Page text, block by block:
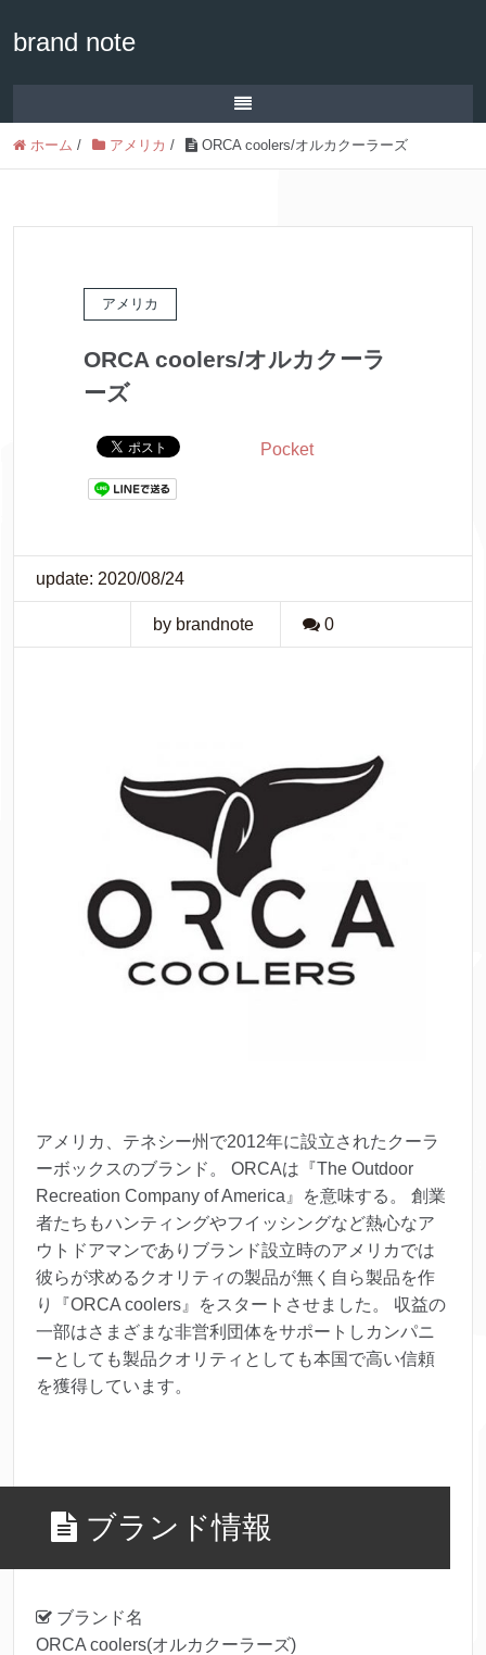
brand note
ホーム / アメリカ / ORCA coolers/オルカクーラーズ
アメリカ
ORCA coolers/オルカクーラ
ーズ
Pocket
update: 2020/08/24
by brandnote 0
アメリカ、テネシー州で2012年に設立されたクーラ
ーボックスのブランド。 ORCAは『The Outdoor
Recreation Company of America』を意味する。 創業
者たちもハンティングやフイッシングなど熱心なア
ウトドアマンでありブランド設立時のアメリカでは
彼らが求めるクオリティの製品が無く自ら製品を作
り『ORCA coolers』をスタートさせました。 収益の
一部はさまざまな非営利団体をサポートしカンパニ
ーとしても製品クオリティとしても本国で高い信頼
を獲得しています。
ブランド情報
ブランド名
ORCA coolers(オルカクーラーズ)